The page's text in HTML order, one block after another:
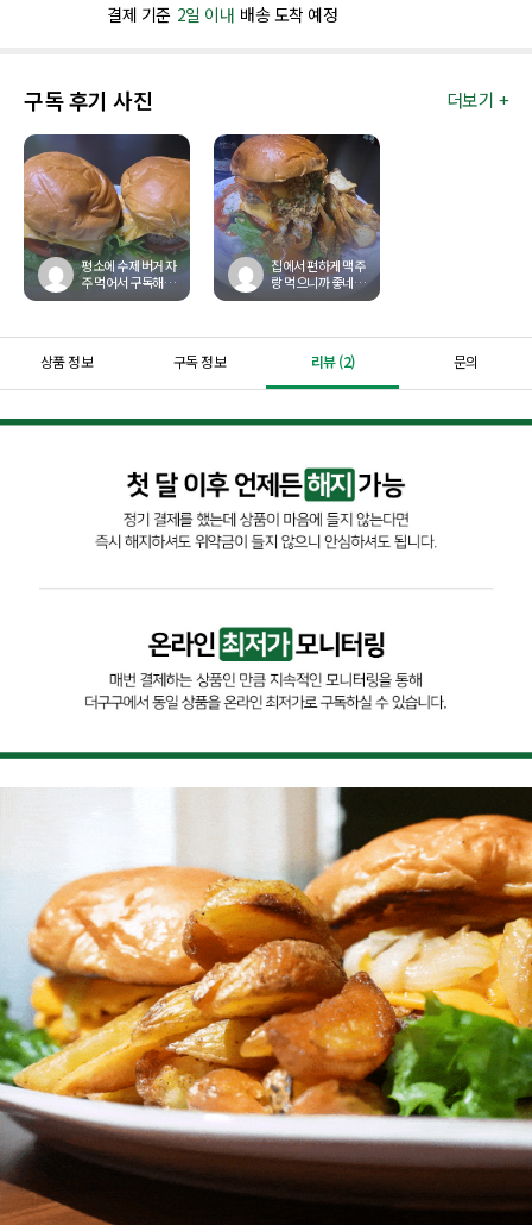
결제 기준 2일 이내 배송 도착 예정
구독 후기 사진 더보기 +
평소에 수제 버거 자
주 먹어서 구독해봤
는데 기대 이상으로
집에서 편하게 맥주
랑 먹으니까 좋네요
맛은 잘하는 수제버
상품 정보 구독 정보 리뷰 (2) 문의